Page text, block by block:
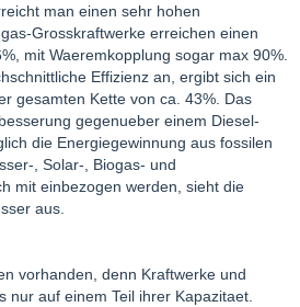
man einen sehr hohen
Grosskraftwerke erreichen einen
mit Waeremkopplung sogar max 90%.
Effizienz an, ergibt sich ein
gesamten Kette von ca. 43%. Das
gegenueber einem Diesel-
die Energiegewinnung aus fossilen
, Solar-, Biogas- und
mit einbezogen werden, sieht die
aus.
vorhanden, denn Kraftwerke und
nur auf einem Teil ihrer Kapazitaet.